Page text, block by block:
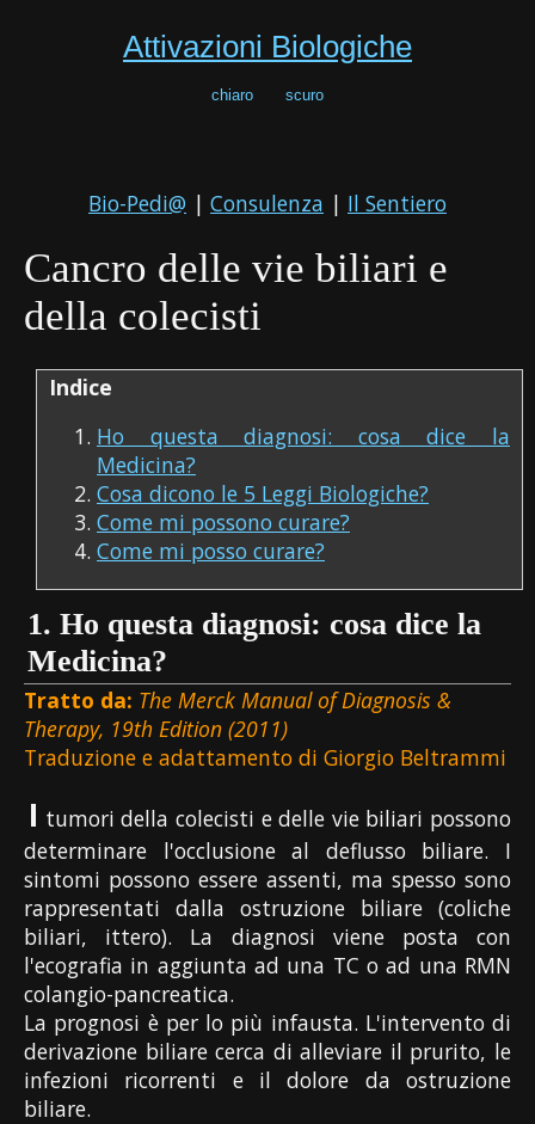
Attivazioni Biologiche
chiaro scuro
Bio-Pedi@ | Consulenza | Il Sentiero
Cancro delle vie biliari e
della colecisti
Indice
Ho questa diagnosi: cosa dice la
Medicina?
Cosa dicono le 5 Leggi Biologiche?
Come mi possono curare?
Come mi posso curare?
1. Ho questa diagnosi: cosa dice la
Medicina?
Tratto da: The Merck Manual of Diagnosis &
Therapy, 19th Edition (2011)
Traduzione e adattamento di Giorgio Beltrammi
I tumori della colecisti e delle vie biliari possono
determinare l'occlusione al deflusso biliare. I
sintomi possono essere assenti, ma spesso sono
rappresentati dalla ostruzione biliare (coliche
biliari, ittero). La diagnosi viene posta con
l'ecografia in aggiunta ad una TC o ad una RMN
colangio-pancreatica.
La prognosi è per lo più infausta. L'intervento di
derivazione biliare cerca di alleviare il prurito, le
infezioni ricorrenti e il dolore da ostruzione
biliare.